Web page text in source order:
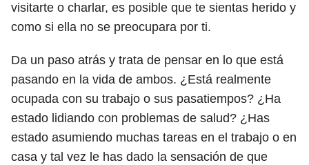
visitarte o charlar, es posible que te sientas herido y
como si ella no se preocupara por ti.
Da un paso atrás y trata de pensar en lo que está
pasando en la vida de ambos. ¿Está realmente
ocupada con su trabajo o sus pasatiempos? ¿Ha
estado lidiando con problemas de salud? ¿Has
estado asumiendo muchas tareas en el trabajo o en
casa y tal vez le has dado la sensación de que